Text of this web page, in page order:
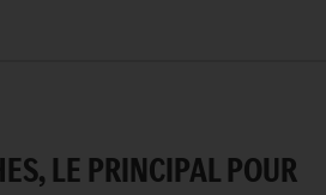
LE PRINCIPAL POUR